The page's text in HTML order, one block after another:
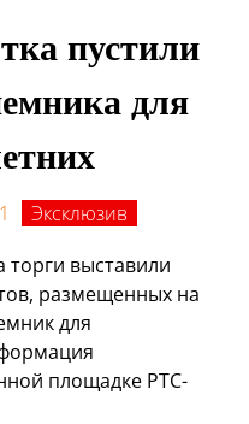
пустили
для
1
Эксклюзив
торги выставили
размещенных на
для
площадке РТС-